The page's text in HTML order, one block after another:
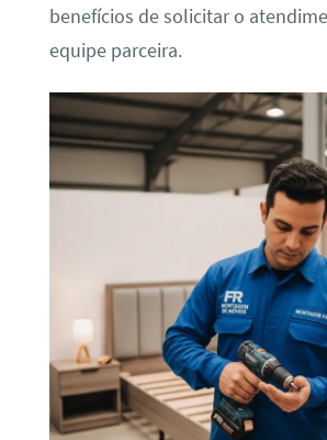
benefícios de solicitar o
equipe parceira.